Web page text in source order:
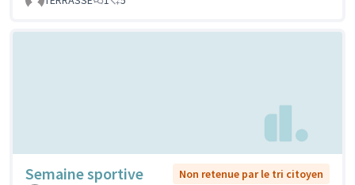
Semaine sportive
Non retenue par le tri citoyen